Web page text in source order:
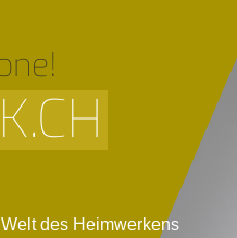
des Heimwerkens